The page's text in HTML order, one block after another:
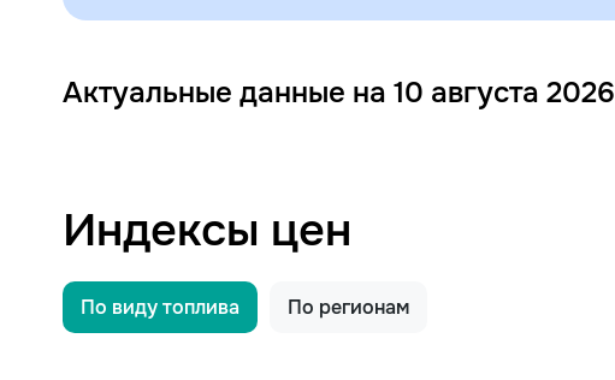
Актуальные данные на 10 августа 2026
Индексы цен
По виду топлива По регионам